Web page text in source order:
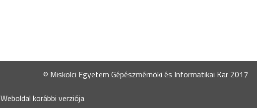
© Miskolci Egyetem Gépészmérnöki és Informatikai Kar 2017
Weboldal korábbi verziója